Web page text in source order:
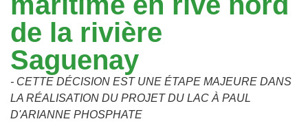
de la rivière
Saguenay
- CETTE DÉCISION EST UNE ÉTAPE MAJEURE DANS
LA RÉALISATION DU PROJET DU LAC À PAUL
D'ARIANNE PHOSPHATE